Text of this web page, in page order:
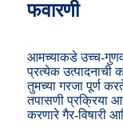
फवारणी
आमच्याकडे उच्च-
प्रत्येक उत्पादनाची
तुमच्या गरजा पूर्ण
तपासणी प्रक्रिया
करणारे गैर-विषारी